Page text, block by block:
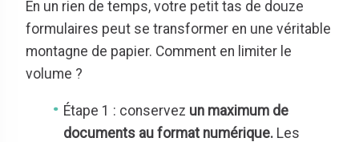
En un rien de temps, votre petit tas de douze
formulaires peut se transformer en une véritable
montagne de papier. Comment en limiter le
volume ?
Étape 1 : conservez un maximum de
documents au format numérique. Les